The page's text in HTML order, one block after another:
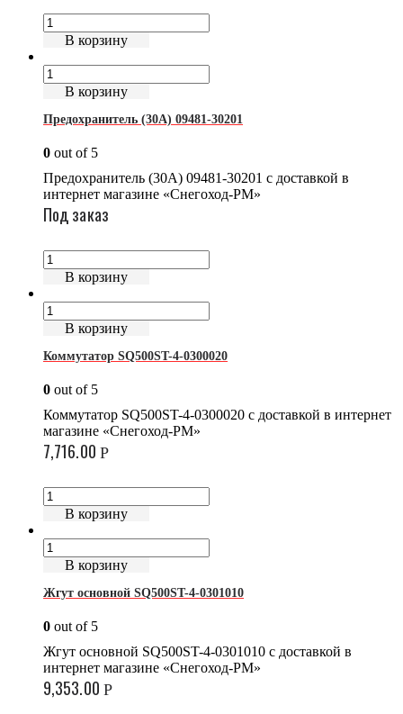
В корзину
В корзину
Предохранитель (30А) 09481-30201
0 out of 5
Предохранитель (30А) 09481-30201 с доставкой в
интернет магазине «Снегоход-РМ»
Под заказ
В корзину
В корзину
Коммутатор SQ500ST-4-0300020
0 out of 5
Коммутатор SQ500ST-4-0300020 с доставкой в интернет
магазине «Снегоход-РМ»
7,716.00 Р
В корзину
В корзину
Жгут основной SQ500ST-4-0301010
0 out of 5
Жгут основной SQ500ST-4-0301010 с доставкой в
интернет магазине «Снегоход-РМ»
9,353.00 Р